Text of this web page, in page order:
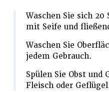
Waschen Sie sich 20
mit Seife und
Waschen Sie
jedem Gebrauch.
Spülen Sie Obst und
Fleisch oder